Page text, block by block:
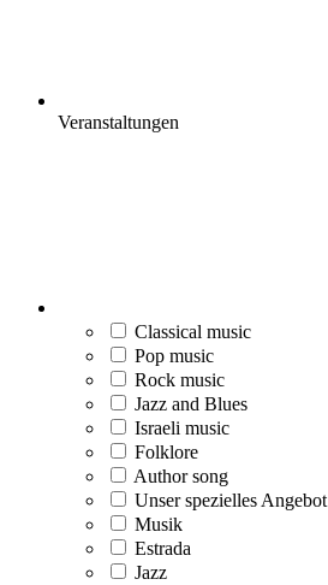
Veranstaltungen
Classical music
Pop music
Rock music
Jazz and Blues
Israeli music
Folklore
Author song
Unser spezielles Angebot
Musik
Estrada
Jazz